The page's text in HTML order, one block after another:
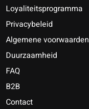
Loyaliteitsprogramma
Privacybeleid
Algemene voorwaarden
Duurzaamheid
FAQ
B2B
Contact